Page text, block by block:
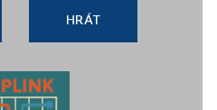
HRÁT